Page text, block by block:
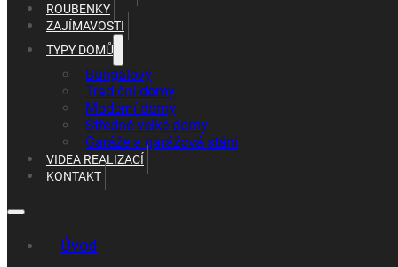
+420 602 661 287
+420 465 637 010
ROUBENKY
ZAJÍMAVOSTI
TYPY DOMŮ
Bungalovy
Tradiční domy
Moderní domy
Středně velké domy
Garáže a garážová stáni
VIDEA REALIZACÍ
KONTAKT
Úvod